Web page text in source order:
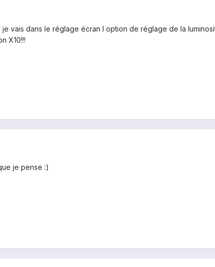
vais dans le réglage écran l option de réglage de la
X10!!!
je pense :)